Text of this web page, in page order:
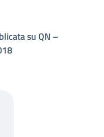
su QN –